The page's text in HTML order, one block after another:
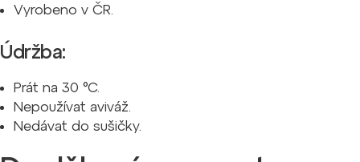
Vyrobeno v ČR.
Údržba:
Prát na 30 °C.
Nepoužívat aviváž.
Nedávat do sušičky.